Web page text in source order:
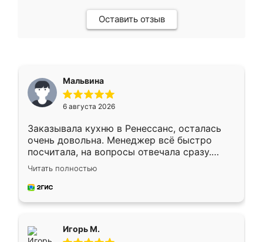
Оставить отзыв
Мальвина
6 августа 2026
Заказывала кухню в Ренессанс, осталась
очень довольна. Менеджер всё быстро
посчитала, на вопросы отвечала сразу.
Замерщик приехал в субботу, подошёл к
делу со всей ответственностью. Собрали
за день, ребята работали аккуратно, даже
Читать полностью
Игорь М.